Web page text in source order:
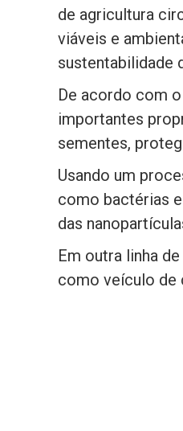
de agricultura
viáveis e
sustentabilidade
De acordo com
importantes
sementes,
Usando um
como bactérias
das
Em outra linha
como veículo de